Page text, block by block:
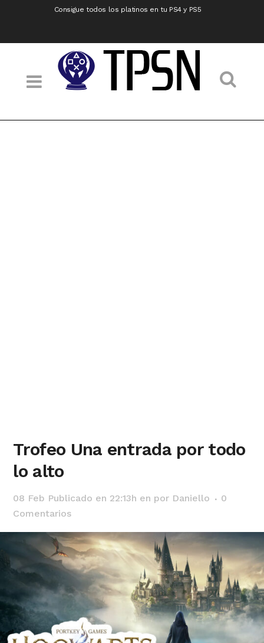
Consigue todos los platinos en tu PS4 y PS5
Trofeo Una entrada por todo
lo alto
08 Feb Publicado en 22:13h en por Daniello
0
Comentarios